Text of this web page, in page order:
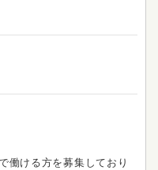
働ける方を募集しており